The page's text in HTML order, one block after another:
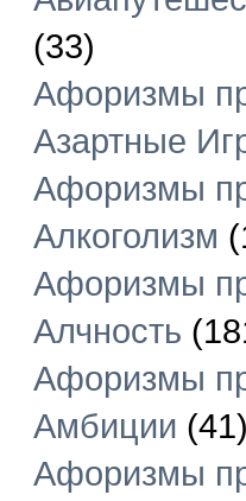
(33)
Афоризмы
Азартные
Афоризмы
Алкоголизм
Афоризмы
Алчность
Афоризмы
Амбиции
Афоризмы